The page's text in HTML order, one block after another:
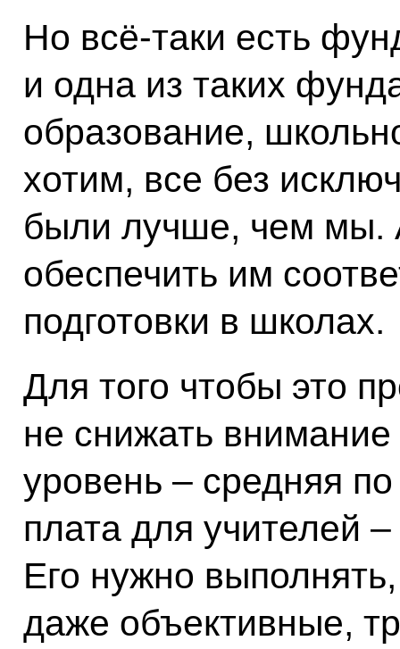
Но всё‑таки есть
и одна из таких
образование,
хотим, все без
были лучше, чем мы.
обеспечить им
подготовки в школах.
Для того чтобы это
не снижать внимание
уровень – средняя
плата для учителей
Его нужно
даже объективные,